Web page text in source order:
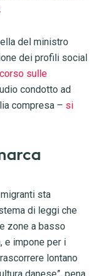
del ministro
dei profili social
sulle
condotto ad
compresa – si
sta
di leggi che
zone a basso
e impone per i
lontano